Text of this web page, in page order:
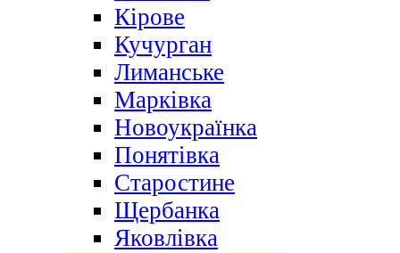
Кірове
Кучурган
Лиманське
Марківка
Новоукраїнка
Понятівка
Старостине
Щербанка
Яковлівка